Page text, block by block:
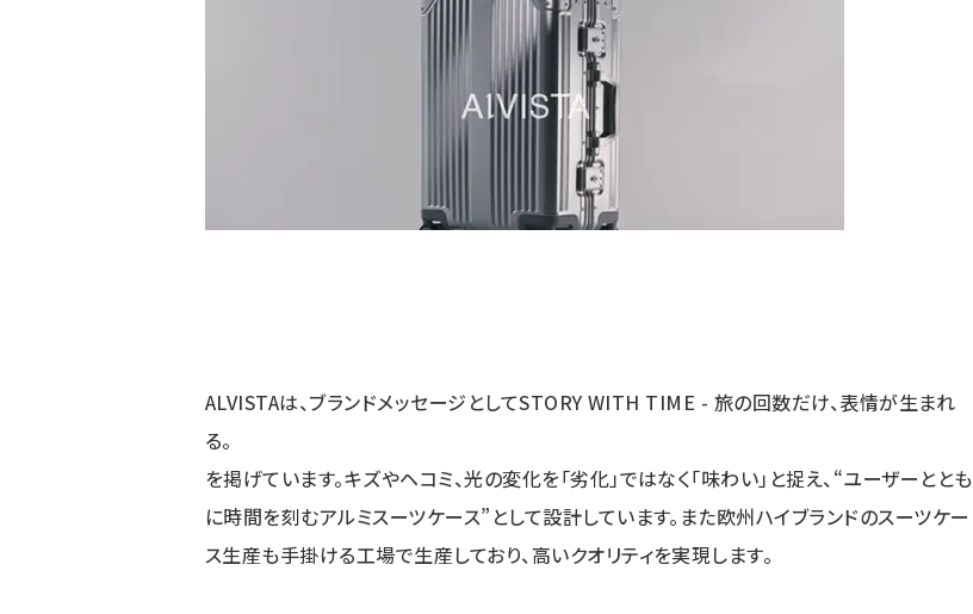
ALVISTAは、ブランドメッセージとしてSTORY WITH TIME - 旅の回数だけ、表情が生まれ
る。
を掲げています。キズやヘコミ、光の変化を「劣化」ではなく「味わい」と捉え、“ユーザーととも
に時間を刻むアルミスーツケース”として設計しています。また欧州ハイブランドのスーツケー
ス生産も手掛ける工場で生産しており、高いクオリティを実現します。